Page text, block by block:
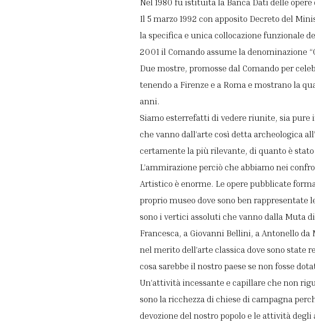
Il 5 marzo 1992 con apposito Decreto del
la specifica e unica collocazione funzionale
2001 il Comando assume la denominazione
Due mostre, promosse dal Comando per
tenendo a Firenze e a Roma e mostrano la
anni.
Siamo esterrefatti di vedere riunite, sia pure
che vanno dall’arte così detta archeologica
certamente la più rilevante, di quanto è
L’ammirazione perciò che abbiamo nei
Artistico è enorme. Le opere pubblicate
proprio museo dove sono ben rappresentate
sono i vertici assoluti che vanno dalla Muta
Francesca, a Giovanni Bellini, a Antonello
nel merito dell’arte classica dove sono
cosa sarebbe il nostro paese se non fosse
Un’attività incessante e capillare che non
sono la ricchezza di chiese di campagna
devozione del nostro popolo e le attività